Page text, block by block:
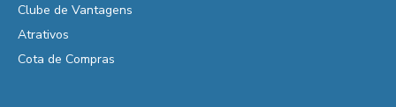
Clube de Vantagens
Atrativos
Cota de Compras